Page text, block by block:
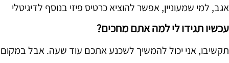
אגב, למי שמעוניין, אפשר להוציא כרטיס פיזי בנוסף לדיגיטלי
עכשיו תגידו לי למה אתם מחכים?
תקשיבו, אני יכול להמשיך לשכנע אתכם עוד שעה. אבל במקום